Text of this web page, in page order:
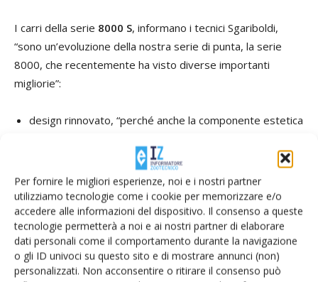
Per fornire le migliori esperienze, noi e i nostri partner
utilizziamo tecnologie come i cookie per memorizzare e/o
accedere alle informazioni del dispositivo. Il consenso a queste
tecnologie permetterà a noi e ai nostri partner di elaborare
dati personali come il comportamento durante la navigazione
o gli ID univoci su questo sito e di mostrare annunci (non)
personalizzati. Non acconsentire o ritirare il consenso può
I carri della serie 8000 S, informano i tecnici Sgariboldi,
“sono un’evoluzione della nostra serie di punta, la serie
8000, che recentemente ha visto diverse importanti
migliorie”:
design rinnovato, “perché anche la componente estetica
impianto idraulico ulteriormente migliorato, che limita le
dispersioni e garantisce maggiore disponibilità di
potenza e minori consumi, oltre che alti livelli di
efficienza;
software potenziato, che permette un’interazione
totale con la macchina per un ausilio maggiore
all'operatore e per standard di controllo ancora più